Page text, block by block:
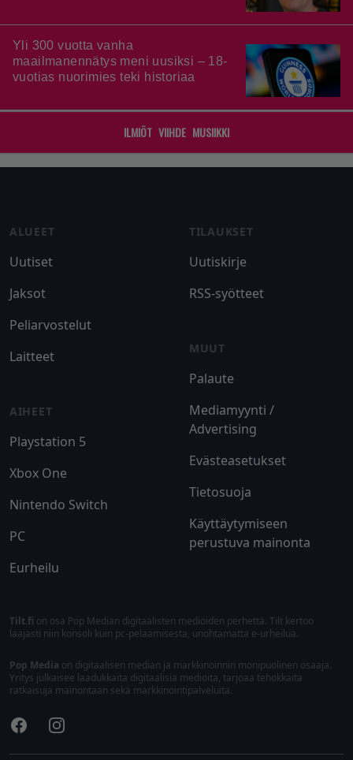
Yli 300 vuotta vanha
maailmanennätys meni uusiksi – 18-
vuotias nuorimies teki historiaa
ILMIÖT VIIHDE MUSIIKKI
ALUEET
Uutiset
Jaksot
Peliarvostelut
Laitteet
AIHEET
Playstation 5
Xbox One
Nintendo Switch
PC
Eurheilu
TILAUKSET
Uutiskirje
RSS-syötteet
MUUT
Palaute
Mediamyynti /
Advertising
Evästeasetukset
Tietosuoja
Käyttäytymiseen
perustuva mainonta
Tilt.fi on osa Pop Median digitaalisten medioiden perhettä. Tilt kertoo
laajasti niin konsoli kuin pc-pelaamisesta, unohtamatta e-urheilua.
Pop Media on digitaalisen median ja markkinoinnin monipuolinen osaaja.
Yritys julkaisee laadukkaita digitaalisia medioita, tarjoaa tehokkaita
ratkaisuja mainontaan sekä markkinointipalveluita.
FacebookInstagram